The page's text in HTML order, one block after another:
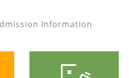
Information